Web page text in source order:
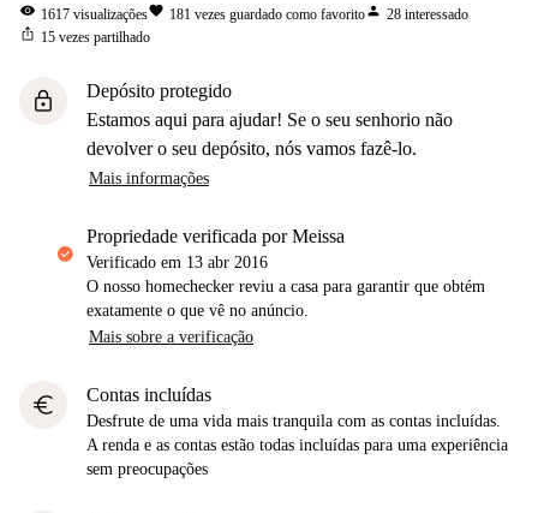
visibility 1617 visualizaçõesfavorite 181 vezes guardado como favoritoperson 28 interessado
ios_share 15 vezes partilhado
lock
Depósito protegido
Estamos aqui para ajudar! Se o seu senhorio não
devolver o seu depósito, nós vamos fazê-lo.
Mais informações
propriedade verificada por Meissa
Verificado em 13 abr 2016
O nosso homechecker reviu a casa para garantir que obtém
exatamente o que vê no anúncio.
Mais sobre a verificação
euro Contas incluídas
Desfrute de uma vida mais tranquila com as contas incluídas.
A renda e as contas estão todas incluídas para uma experiência
sem preocupações